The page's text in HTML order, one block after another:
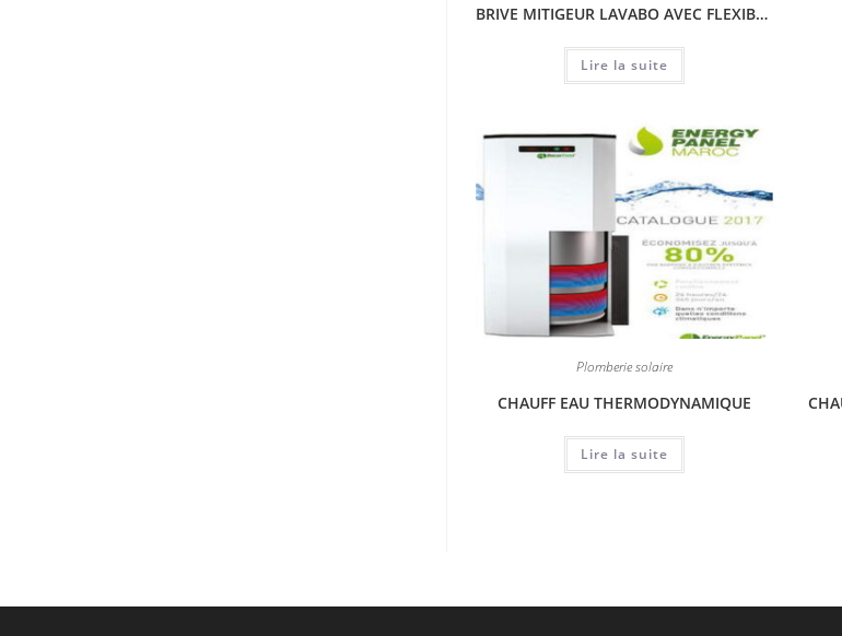
BRIVE MITIGEUR LAVABO AVEC FLEXIBLES D’ALIMENTATION
Lire la suite
Plomberie solaire
CHAUFF EAU THERMODYNAMIQUE
Lire la suite